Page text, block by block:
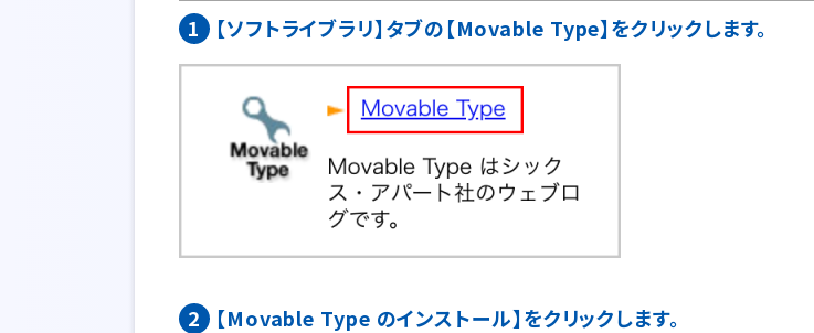
1 【ソフトライブラリ】タブの【Movable Type】をクリックします。
2 【Movable Type のインストール】をクリックします。